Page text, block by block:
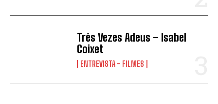
Três Vezes Adeus – Isabel
Coixet
ENTREVISTA - FILMES